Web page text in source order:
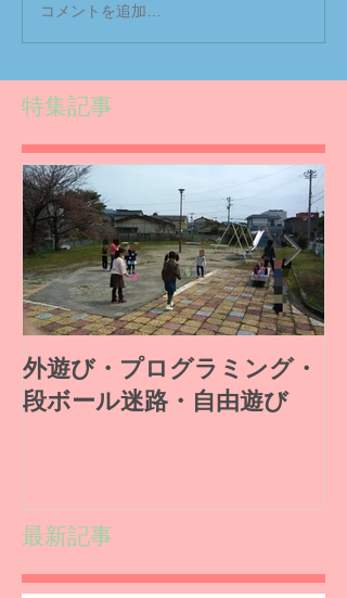
コメントを追加…
特集記事
外遊び・プログラミング・
段ボール迷路・自由遊び
最新記事